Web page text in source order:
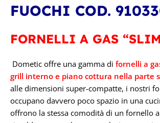
FUOCHI COD.
FORNELLI A GAS
Dometic offre una gamma di fornelli a
grill interno e piano cottura nella parte
alle dimensioni super-compatte, i nostri
occupano davvero poco spazio in una
offrono la stessa comodità di un fornello